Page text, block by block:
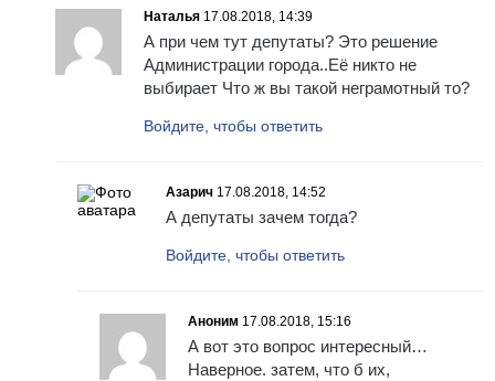
Наталья 17.08.2018, 14:39
А при чем тут депутаты? Это решение
Администрации города..Её никто не
выбирает Что ж вы такой неграмотный то?
Войдите, чтобы ответить
Азарич 17.08.2018, 14:52
А депутаты зачем тогда?
Войдите, чтобы ответить
Аноним 17.08.2018, 15:16
А вот это вопрос интересный…
Наверное. затем, что б их,